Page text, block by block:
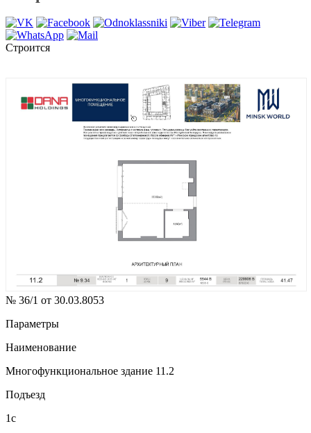
Строится
№ 36/1 от 30.03.8053
Параметры
Наименование
Многофункциональное здание 11.2
Подъезд
1с